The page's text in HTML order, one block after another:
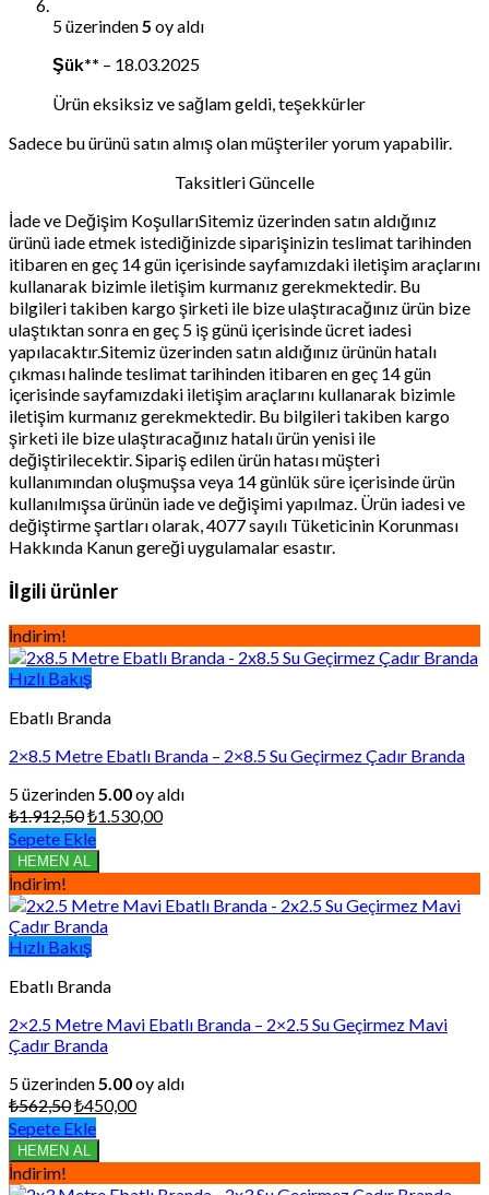
5 üzerinden5 oy aldı
Şük** – 18.03.2025
Ürün eksiksiz ve sağlam geldi, teşekkürler
Sadece bu ürünü satın almış olan müşteriler yorum yapabilir.
Taksitleri Güncelle
İade ve Değişim KoşullarıSitemiz üzerinden satın aldığınız
ürünü iade etmek istediğinizde siparişinizin teslimat tarihinden
itibaren en geç 14 gün içerisinde sayfamızdaki iletişim araçlarını
kullanarak bizimle iletişim kurmanız gerekmektedir. Bu
bilgileri takiben kargo şirketi ile bize ulaştıracağınız ürün bize
ulaştıktan sonra en geç 5 iş günü içerisinde ücret iadesi
yapılacaktır.Sitemiz üzerinden satın aldığınız ürünün hatalı
çıkması halinde teslimat tarihinden itibaren en geç 14 gün
içerisinde sayfamızdaki iletişim araçlarını kullanarak bizimle
iletişim kurmanız gerekmektedir. Bu bilgileri takiben kargo
şirketi ile bize ulaştıracağınız hatalı ürün yenisi ile
değiştirilecektir. Sipariş edilen ürün hatası müşteri
kullanımından oluşmuşsa veya 14 günlük süre içerisinde ürün
kullanılmışsa ürünün iade ve değişimi yapılmaz. Ürün iadesi ve
değiştirme şartları olarak, 4077 sayılı Tüketicinin Korunması
Hakkında Kanun gereği uygulamalar esastır.
İlgili ürünler
İndirim!
Hızlı Bakış
Ebatlı Branda
2×8.5 Metre Ebatlı Branda – 2×8.5 Su Geçirmez Çadır Branda
5 üzerinden 5.00oy aldı
₺1.912,50Orijinal
fiyat:
₺1.912,50.
₺1.530,00Şu
₺1.530,00.
Sepete Ekle
HEMEN AL
İndirim!
Hızlı Bakış
Ebatlı Branda
2×2.5 Metre Mavi Ebatlı Branda – 2×2.5 Su Geçirmez Mavi
Çadır Branda
5 üzerinden 5.00oy aldı
₺562,50Orijinal
fiyat:
₺562,50.
₺450,00Şu
₺450,00.
Sepete Ekle
HEMEN AL
İndirim!